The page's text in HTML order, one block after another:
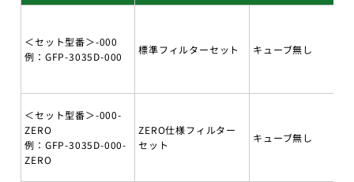
＜セット型番＞-000
例：GFP-3035D-000
標準フィルターセット キューブ無し
＜セット型番＞-000-
ZERO
例：GFP-3035D-000-
ZERO
ZERO仕様フィルター
セット
キューブ無し